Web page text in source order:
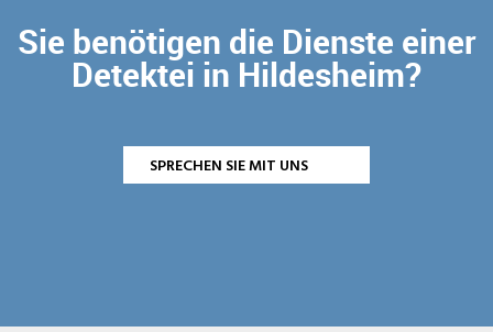
Sie benötigen die Dienste einer
Detektei in Hildesheim?
SPRECHEN SIE MIT UNS